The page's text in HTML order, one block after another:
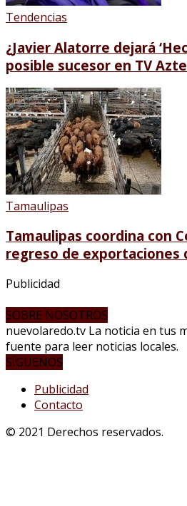
Tendencias
¿Javier Alatorre dejará
posible sucesor en TV
Tamaulipas
Tamaulipas coordina con
regreso de exportaciones
Publicidad
SOBRE NOSOTROS
nuevolaredo.tv La noticia en tus
fuente para leer noticias locales.
SÍGUENOS
Publicidad
Contacto
© 2021 Derechos reservados.